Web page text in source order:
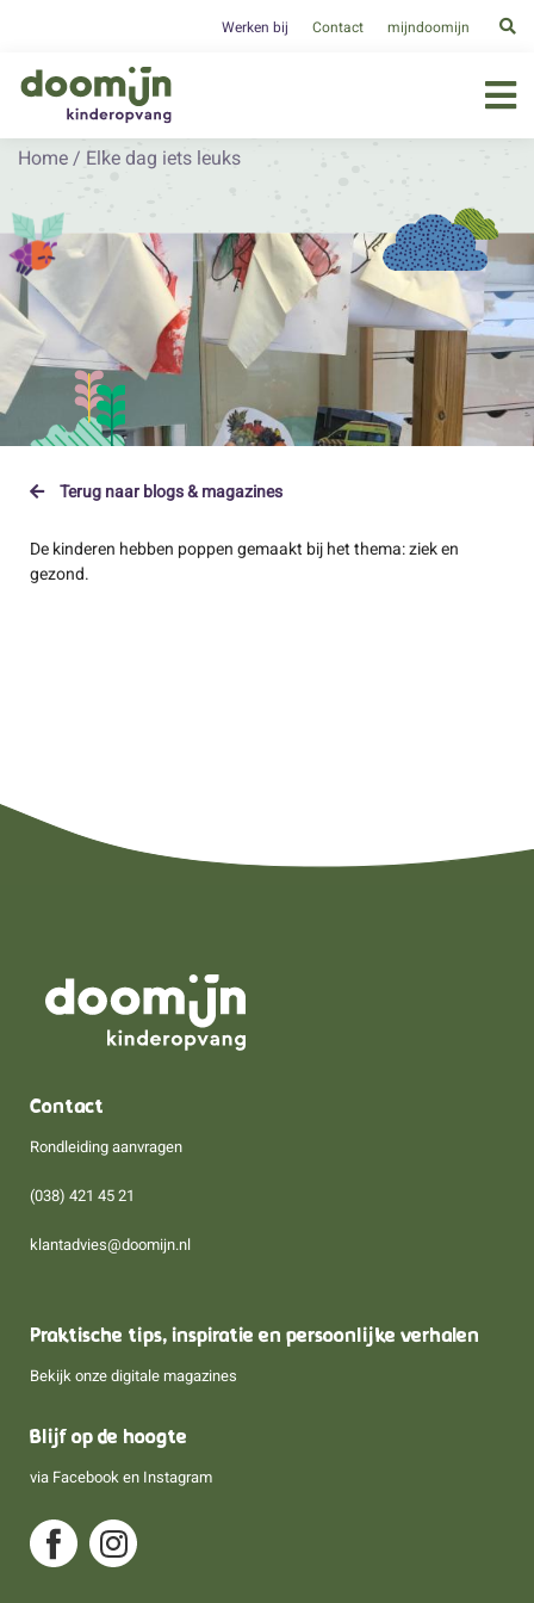
Werken bij Contact mijndoomijn
Home / Elke dag iets leuks
Terug naar blogs & magazines
De kinderen hebben poppen gemaakt bij het thema: ziek en
gezond.
Contact
Rondleiding aanvragen
(038) 421 45 21
klantadvies@doomijn.nl
Praktische tips, inspiratie en persoonlijke verhalen
Bekijk onze digitale magazines
Blijf op de hoogte
via Facebook en Instagram